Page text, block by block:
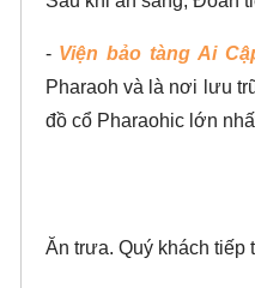
- Viện bảo tàng Ai
Pharaoh và là nơi lưu
đồ cổ Pharaohic lớn
Ăn trưa. Quý khách tiếp